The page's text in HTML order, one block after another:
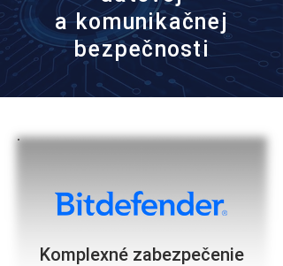
a komunikačnej
bezpečnosti
Komplexné zabezpečenie